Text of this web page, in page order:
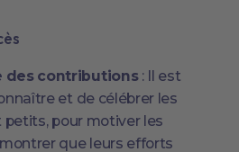
des contributions: Il est
et de célébrer les
petits, pour motiver les
que leurs efforts